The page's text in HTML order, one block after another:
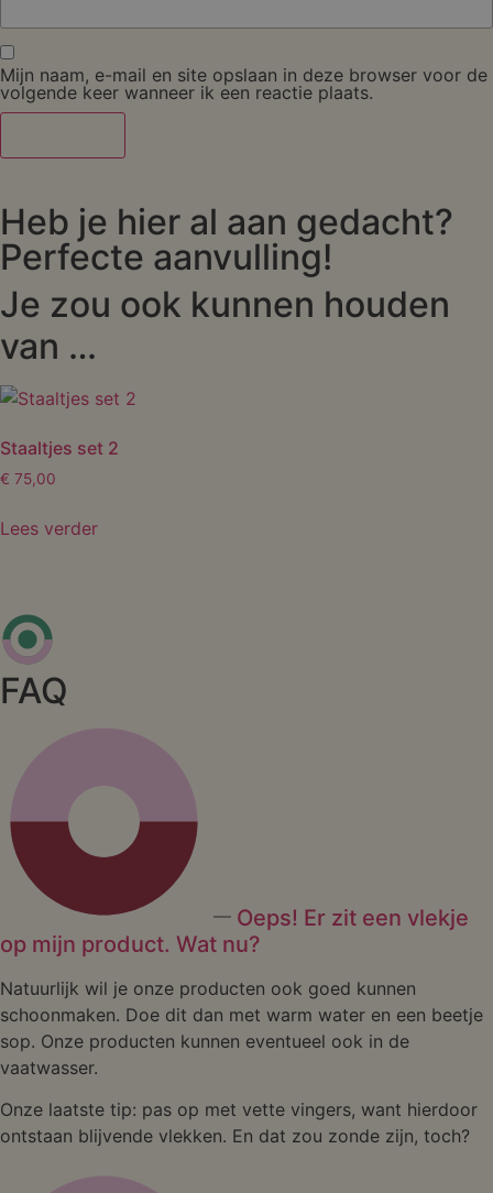
Mijn naam, e-mail en site opslaan in deze browser voor de
volgende keer wanneer ik een reactie plaats.
Heb je hier al aan gedacht?
Perfecte aanvulling!
Je zou ook kunnen houden
van …
Staaltjes set 2
€ 75,00
Lees verder
FAQ
Oeps! Er zit een vlekje
op mijn product. Wat nu?
Natuurlijk wil je onze producten ook goed kunnen
schoonmaken. Doe dit dan met warm water en een beetje
sop. Onze producten kunnen eventueel ook in de
vaatwasser.
Onze laatste tip: pas op met vette vingers, want hierdoor
ontstaan blijvende vlekken. En dat zou zonde zijn, toch?